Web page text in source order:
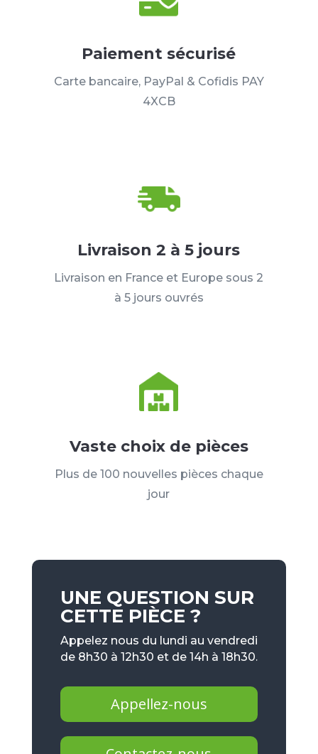
Paiement sécurisé
Carte bancaire, PayPal & Cofidis PAY
4XCB
Livraison 2 à 5 jours
Livraison en France et Europe sous 2
à 5 jours ouvrés
Vaste choix de pièces
Plus de 100 nouvelles pièces chaque
jour
UNE QUESTION SUR
CETTE PIÈCE ?
Appelez nous du lundi au vendredi
de 8h30 à 12h30 et de 14h à 18h30.
Appellez-nous